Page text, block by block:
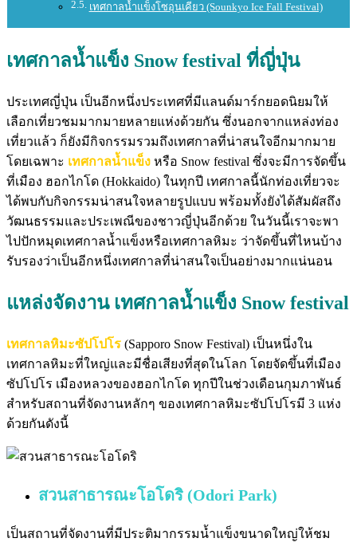
เทศกาลน้ำแข็งโซอุนเคียว (Sounkyo Ice Fall Festival)
เทศกาลน้ำแข็ง Snow festival ที่ญี่ปุ่น
ประเทศญี่ปุ่น เป็นอีกหนึ่งประเทศที่มีแลนด์มาร์กยอดนิยมให้
เลือกเที่ยวชมมากมายหลายแห่งด้วยกัน ซึ่งนอกจากแหล่งท่อง
เที่ยวแล้ว ก็ยังมีกิจกรรมรวมถึงเทศกาลที่น่าสนใจอีกมากมาย
โดยเฉพาะ เทศกาลน้ำแข็ง หรือ Snow festival ซึ่งจะมีการจัดขึ้น
ที่เมือง ฮอกไกโด (Hokkaido) ในทุกปี เทศกาลนี้นักท่องเที่ยวจะ
ได้พบกับกิจกรรมน่าสนใจหลายรูปแบบ พร้อมทั้งยังได้สัมผัสถึง
วัฒนธรรมและประเพณีของชาวญี่ปุ่นอีกด้วย ในวันนี้เราจะพา
ไปปักหมุดเทศกาลน้ำแข็งหรือเทศกาลหิมะ ว่าจัดขึ้นที่ไหนบ้าง
รับรองว่าเป็นอีกหนึ่งเทศกาลที่น่าสนใจเป็นอย่างมากแน่นอน
แหล่งจัดงาน เทศกาลน้ำแข็ง Snow festival
เทศกาลหิมะซัปโปโร (Sapporo Snow Festival) เป็นหนึ่งใน
เทศกาลหิมะที่ใหญ่และมีชื่อเสียงที่สุดในโลก โดยจัดขึ้นที่เมือง
ซัปโปโร เมืองหลวงของฮอกไกโด ทุกปีในช่วงเดือนกุมภาพันธ์
สำหรับสถานที่จัดงานหลักๆ ของเทศกาลหิมะซัปโปโรมี 3 แห่ง
ด้วยกันดังนี้
สวนสาธารณะโอโดริ (Odori Park)
เป็นสถานที่จัดงานที่มีประติมากรรมน้ำแข็งขนาดใหญ่ให้ชม